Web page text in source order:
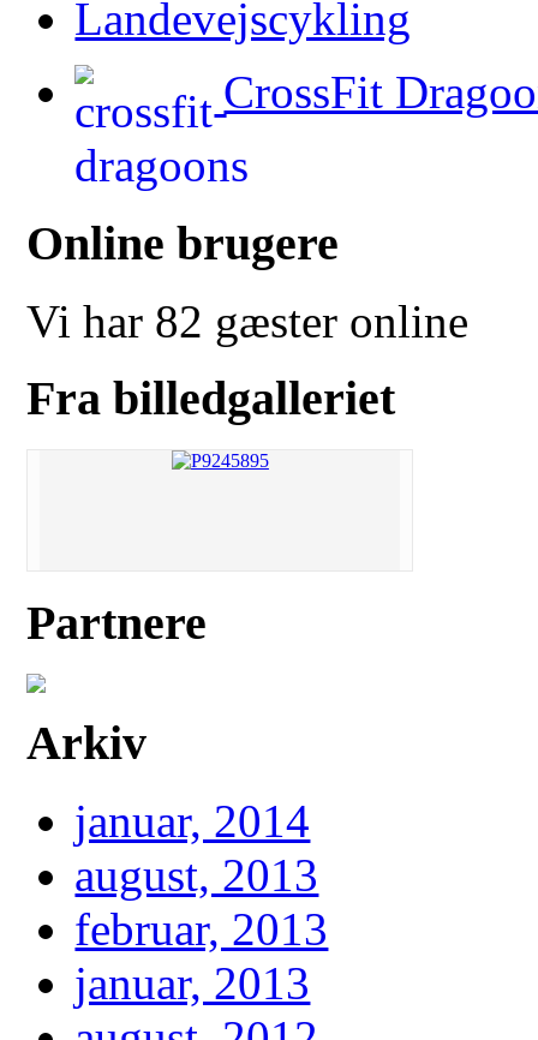
Landevejscykling
CrossFit
Online brugere
Vi har 82 gæster online
Fra billedgalleriet
Partnere
Arkiv
januar, 2014
august, 2013
februar, 2013
januar, 2013